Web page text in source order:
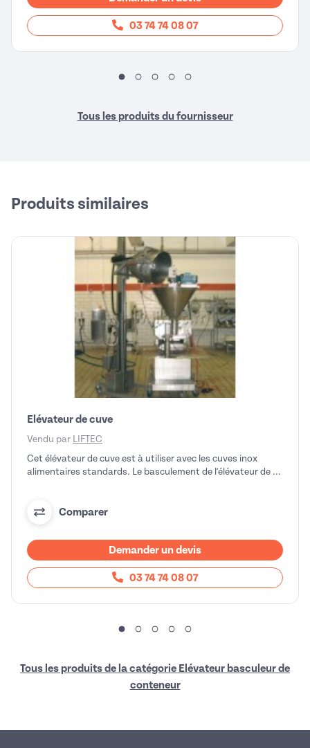
03 74 74 08 07
Tous les produits du fournisseur
Produits similaires
Elévateur de cuve
Vendu par LIFTEC
Cet élévateur de cuve est à utiliser avec les cuves inox
alimentaires standards. Le basculement de l'élévateur de ...
Comparer
Demander un devis
03 74 74 08 07
Tous les produits de la catégorie Elévateur basculeur de
conteneur